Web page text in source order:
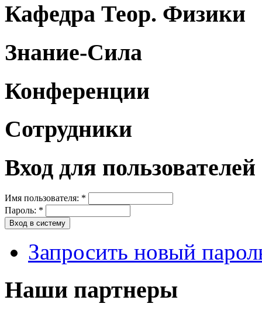
Кафедра Теор. Физики
Знание-Сила
Конференции
Сотрудники
Вход для пользователей
Имя пользователя: *
Пароль: *
Запросить новый
Наши партнеры